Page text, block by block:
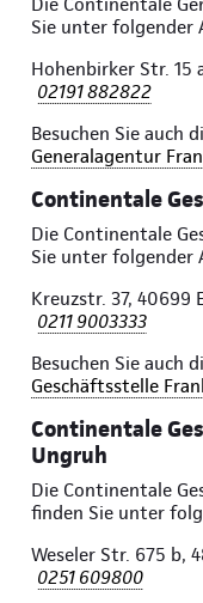
Die Continentale
Sie unter folgender
Hohenbirker Str. 15
02191 882822
Besuchen Sie auch
Generalagentur
Continentale
Die Continentale
Sie unter folgender
Kreuzstr. 37, 40699
0211 9003333
Besuchen Sie auch
Geschäftsstelle
Continentale
Ungruh
Die Continentale
finden Sie unter
Weseler Str. 675 b,
0251 609800